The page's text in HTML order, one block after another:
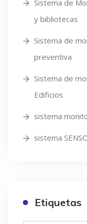
Sistema de
y bibliotecas
Sistema de
preventiva
Sistema de
Edificios
sistema
sistema
Etiquetas